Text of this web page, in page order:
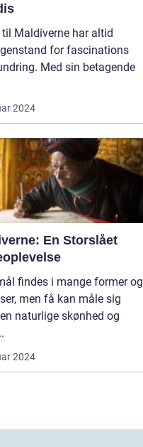
til Maldiverne har altid
for fascinations
Med sin betagende
2024
En Storslået
findes i mange former og
men få kan måle sig
naturlige skønhed og
2024